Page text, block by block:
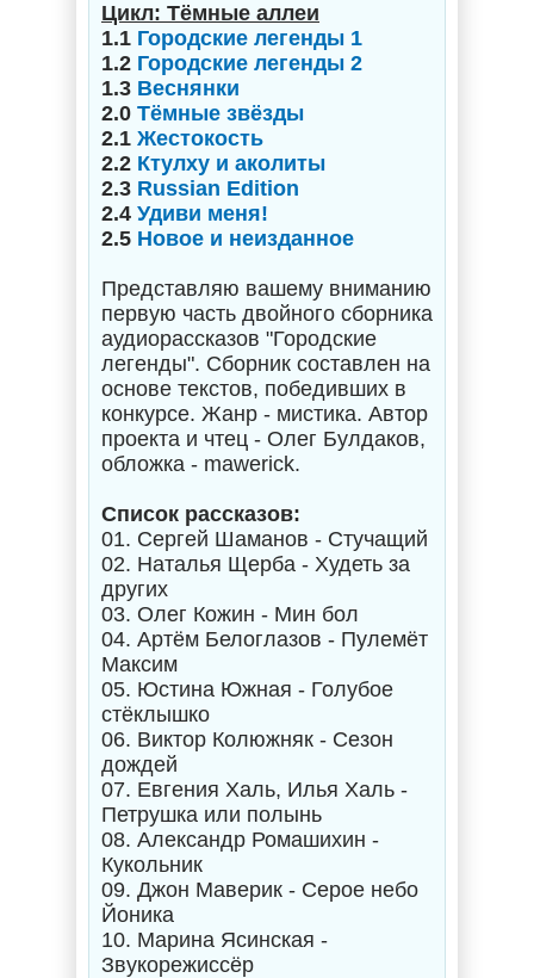
Цикл: Тёмные аллеи
1.1 Городские легенды 1
1.2 Городские легенды 2
1.3 Веснянки
2.0 Тёмные звёзды
2.1 Жестокость
2.2 Ктулху и аколиты
2.3 Russian Edition
2.4 Удиви меня!
2.5 Новое и неизданное
Представляю вашему вниманию
первую часть двойного сборника
аудиорассказов "Городские
легенды". Сборник составлен на
основе текстов, победивших в
конкурсе. Жанр - мистика. Автор
проекта и чтец - Олег Булдаков,
обложка - mawerick.
Список рассказов:
01. Сергей Шаманов - Стучащий
02. Наталья Щерба - Худеть за
других
03. Олег Кожин - Мин бол
04. Артём Белоглазов - Пулемёт
Максим
05. Юстина Южная - Голубое
стёклышко
06. Виктор Колюжняк - Сезон
дождей
07. Евгения Халь, Илья Халь -
Петрушка или полынь
08. Александр Ромашихин -
Кукольник
09. Джон Маверик - Серое небо
Йоника
10. Марина Ясинская -
Звукорежиссёр